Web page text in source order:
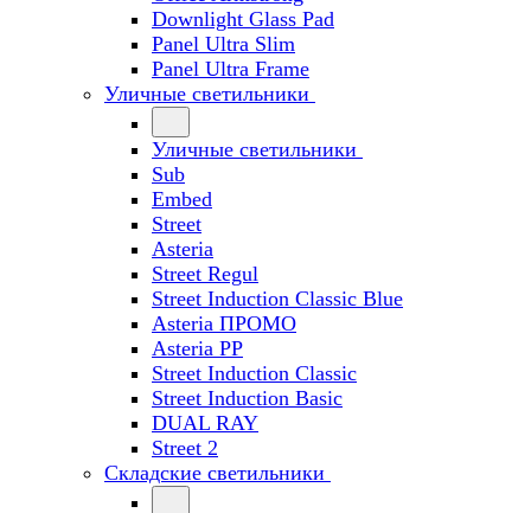
Downlight Glass Pad
Panel Ultra Slim
Panel Ultra Frame
Уличные светильники
Уличные светильники
Sub
Embed
Street
Asteria
Street Regul
Street Induction Classic Blue
Asteria ПРОМО
Asteria PP
Street Induction Classic
Street Induction Basic
DUAL RAY
Street 2
Складские светильники